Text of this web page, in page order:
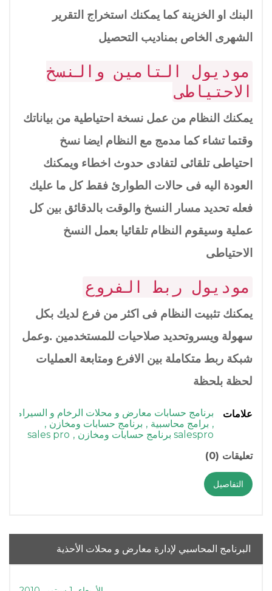
البنك او الخزينة كما يمكنك استخراج التقرير
الشهرى الخاص بمناديب التحصيل
موديول التامين والنسخ
الاحتياطى
يمكنك النظام من عمل نسخة احتياطية من بياناتك
وقتما تشاء كما مدمج مع النظام ايضا نسخ
احتياطى تلقائى لتفادى حدوث اخطاء ويمكنك
العودة اليه فى حالات الطوارئ فقط كل ما عليك
فعله تحديد مسار النسخ والوقت بالدقائق بين كل
عملية وسيقوم النظام تلقائيا بعمل النسخ
الاحتياطى
موديول ربط الفروع
يمكنك تثبيت النظام فى اكثر من فرع لديك بكل
سهولة ويسروتحديد صلاحيات للمستخدمين .وعمل
شبكة ربط متكاملة بين الافرع ومتابعة العمليات
لحظة بلحظة
علامات
برنامج حسابات معارض و محلات الرخام و السيراميك
, برامج محاسبية , برنامج حسابات ومخازن ,
salespro برنامج حسابات ومخازن
,
sales pro
تعليقات (0)
التفاصيل
البرنامج المحاسبي لإدارة معارض و محلات الأحذية